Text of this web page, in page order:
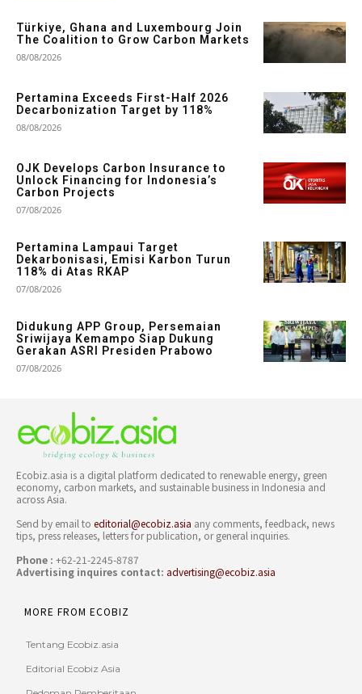
Türkiye, Ghana and Luxembourg Join
The Coalition to Grow Carbon Markets
08/08/2026
Pertamina Exceeds First-Half 2026
Decarbonization Target by 118%
08/08/2026
OJK Develops Carbon Insurance to
Unlock Financing for Indonesia’s
Carbon Projects
07/08/2026
Pertamina Lampaui Target
Dekarbonisasi, Emisi Karbon Turun
118% di Atas RKAP
07/08/2026
Didukung APP Group, Persemaian
Sriwijaya Kemampo Siap Dukung
Gerakan ASRI Presiden Prabowo
07/08/2026
Ecobiz.asia is a digital platform dedicated to renewable energy, green
economy, carbon markets, and sustainable business in Indonesia and
across Asia.
Send by email to editorial@ecobiz.asia any comments, feedback, news
tips, press releases, letters for publication, or general inquiries.
Phone : +62-21-2245-8787
Advertising inquires contact: advertising@ecobiz.asia
MORE FROM ECOBIZ
Tentang Ecobiz.asia
Editorial Ecobiz Asia